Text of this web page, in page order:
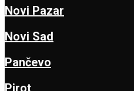
Novi Pazar
Novi Sad
Pančevo
Pirot